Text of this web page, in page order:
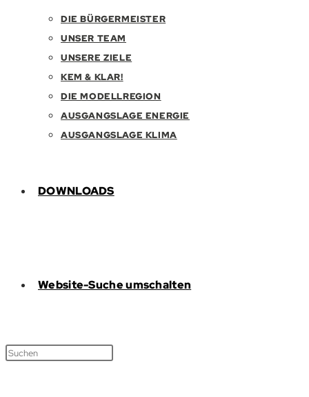
DIE BÜRGERMEISTER
UNSER TEAM
UNSERE ZIELE
KEM & KLAR!
DIE MODELLREGION
AUSGANGSLAGE ENERGIE
AUSGANGSLAGE KLIMA
DOWNLOADS
Website-Suche umschalten